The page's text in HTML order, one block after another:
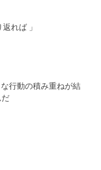
れば 」
行動の積み重ねが結
だ